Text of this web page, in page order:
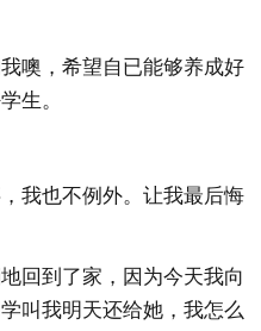
噢，希望自已能够养成好
生。
我也不例外。让我最后悔
回到了家，因为今天我向
叫我明天还给她，我怎么